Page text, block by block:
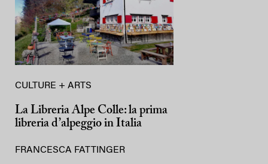
CULTURE + ARTS
La Libreria Alpe Colle: la prima
libreria d’alpeggio in Italia
FRANCESCA FATTINGER